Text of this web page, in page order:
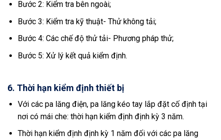
Bước 2: Kiểm tra bên ngoài;
Bước 3: Kiểm tra kỹ thuật- Thử không tải;
Bước 4: Các chế độ thử tải- Phương pháp thử;
Bước 5: Xử lý kết quả kiểm định.
6. Thời hạn kiểm định thiết bị
Với các pa lăng điện, pa lăng kéo tay lắp đặt cố định tại
nơi có mái che: thời hạn kiểm định định kỳ 3 năm.
Thời hạn kiểm định định kỳ 1 năm đối với các pa lăng